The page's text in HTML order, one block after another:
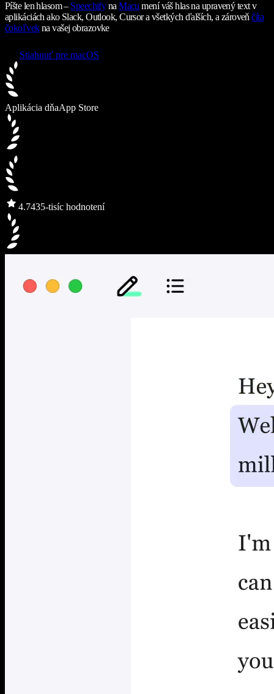
Píšte len hlasom – SpeechifynaMacu mení váš hlas na upravený text v
aplikáciách ako Slack, Outlook, Cursor a všetkých ďalších, a zároveňčíta
čokoľvekna vašej obrazovke
Stiahnuť pre macOS
Aplikácia dňaApp Store
4.7435-tisíc hodnotení